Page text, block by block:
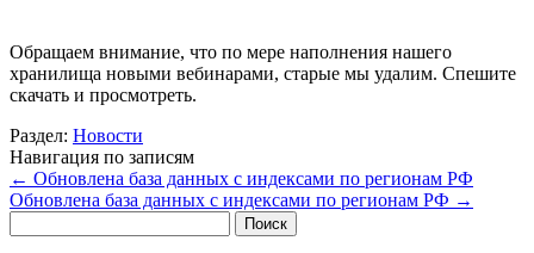
Обращаем внимание, что по мере наполнения нашего
хранилища новыми вебинарами, старые мы удалим. Спешите
скачать и просмотреть.
Раздел: Новости
Навигация по записям
← Обновлена база данных с индексами по регионам РФ
Обновлена база данных с индексами по регионам РФ →